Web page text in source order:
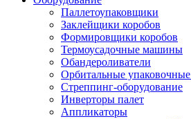
Паллетоупаковщики
Заклейщики коробов
Формировщики коробов
Термоусадочные машины
Обандероливатели
Орбитальные
Стреппинг-оборудование
Инверторы палет
Аппликаторы